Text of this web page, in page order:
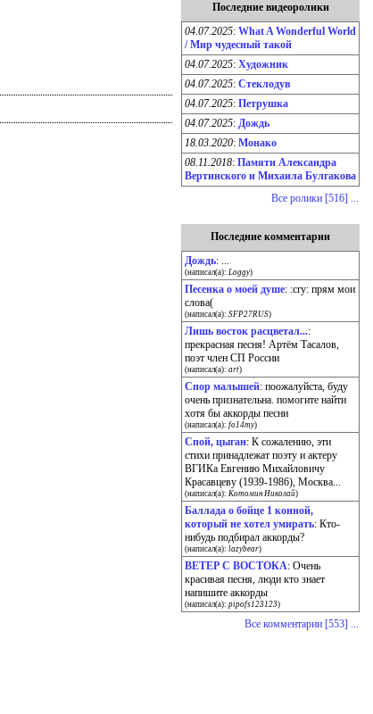
Последние видеоролики
04.07.2025: What A Wonderful World
/ Мир чудесный такой
04.07.2025: Художник
04.07.2025: Стеклодув
04.07.2025: Петрушка
04.07.2025: Дождь
18.03.2020: Монако
08.11.2018: Памяти Александра
Вертинского и Михаила Булгакова
Все ролики [516] ...
Последние комментарии
Дождь: ...
(написал(а): Loggy)
Песенка о моей душе: :cry: прям мои
слова(
(написал(а): SFP27RUS)
Лишь восток расцветал...:
прекрасная песня! Артём Тасалов,
поэт член СП России
(написал(а): art)
Спор малышей: поожалуйста, буду
очень признательна. помогите найти
хотя бы аккорды песни
(написал(а): fo14my)
Спой, цыган: К сожалению, эти
стихи принадлежат поэту и актеру
ВГИКа Евгению Михайловичу
Красавцеву (1939-1986), Москва...
(написал(а): Котомин Николай)
Баллада о бойце 1 конной,
который не хотел умирать: Кто-
нибудь подбирал аккорды?
(написал(а): lazybear)
ВЕТЕР С ВОСТОКА: Очень
красивая песня, люди кто знает
напишите аккорды
(написал(а): pipofs123123)
Все комментарии [553] ...